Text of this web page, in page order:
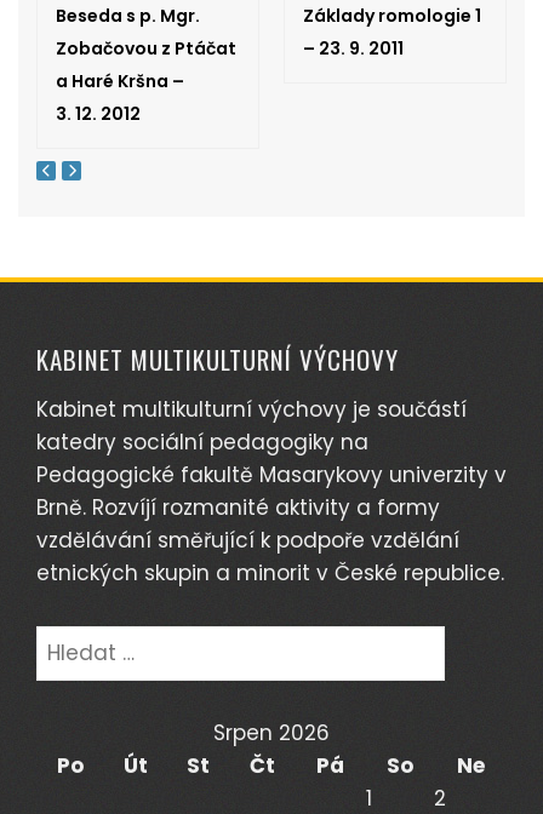
Beseda s p. Mgr.
Zobačovou z Ptáčat
a Haré Kršna –
3. 12. 2012
Základy romologie 1
– 23. 9. 2011
KABINET MULTIKULTURNÍ VÝCHOVY
Kabinet multikulturní výchovy je součástí
katedry sociální pedagogiky na
Pedagogické fakultě Masarykovy univerzity v
Brně. Rozvíjí rozmanité aktivity a formy
vzdělávání směřující k podpoře vzdělání
etnických skupin a minorit v České republice.
Vyhledávání
Srpen 2026
Po
Út St Čt Pá So
Ne
1
2